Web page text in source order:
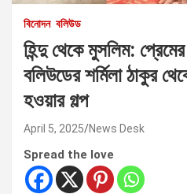
বিনোদন বলিউড
হিন্দু থেকে মুসলিম: প্রেমের
বলিউডের শর্মিলা ঠাকুর
হওয়ার গল্প
April 5, 2025 News Desk
Spread the love